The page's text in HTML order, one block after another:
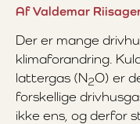
Af Valdemar
Der er mange
klimaforandring.
lattergas (N2O) er
forskellige
ikke ens, og derfor